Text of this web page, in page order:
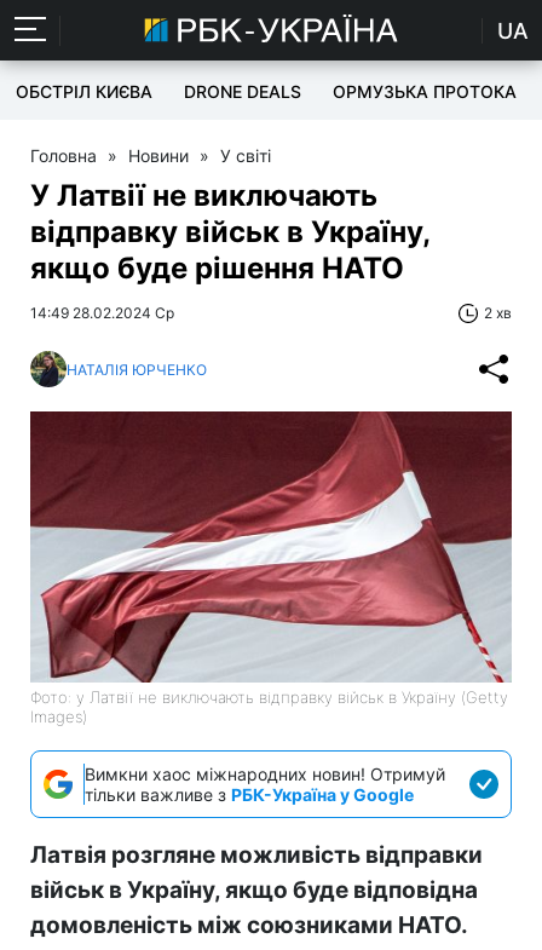
UA
ОБСТРІЛ КИЄВА DRONE DEALS ОРМУЗЬКА ПРОТОКА
Головна » Новини » У світі
У Латвії не виключають
відправку військ в Україну,
якщо буде рішення НАТО
14:49 28.02.2024 Ср 2 хв
НАТАЛІЯ ЮРЧЕНКО
Фото: у Латвії не виключають відправку військ в Україну (Getty
Images)
Вимкни хаос міжнародних новин! Отримуй
тільки важливе з РБК-Україна у Google
Латвія розгляне можливість відправки
військ в Україну, якщо буде відповідна
домовленість між союзниками НАТО.